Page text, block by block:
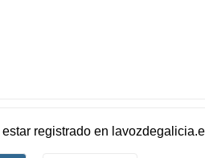
estar registradoen